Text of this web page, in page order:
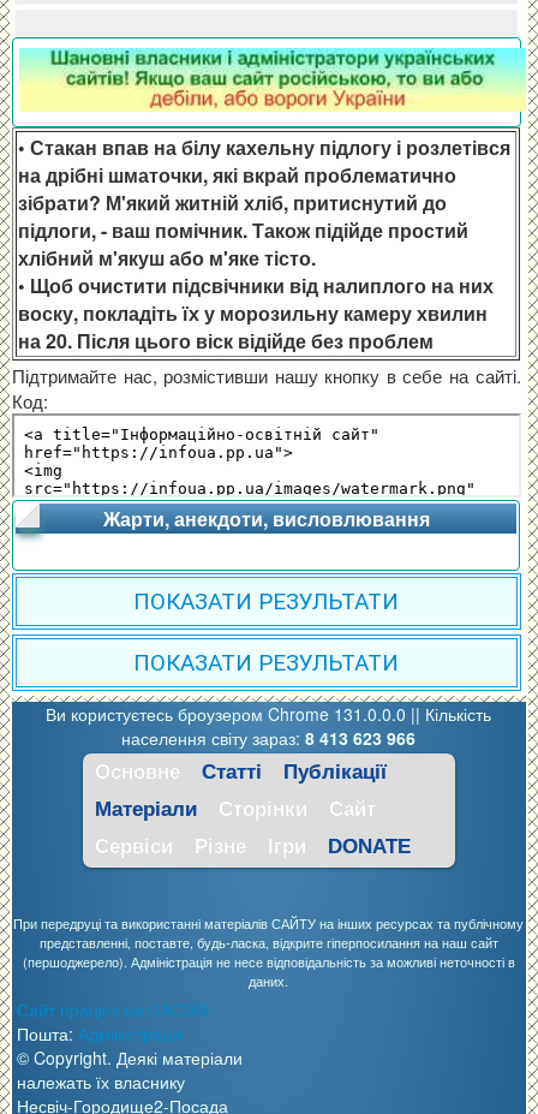
• Стакан впав на білу кахельну підлогу і розлетівся
на дрібні шматочки, які вкрай проблематично
зібрати? М'який житній хліб, притиснутий до
підлоги, - ваш помічник. Також підійде простий
хлібний м'якуш або м'яке тісто.
• Щоб очистити підсвічники від налиплого на них
воску, покладіть їх у морозильну камеру хвилин
на 20. Після цього віск відійде без проблем
Підтримайте нас, розмістивши нашу кнопку в себе на сайті.
Код:
Жарти, анекдоти, висловлювання
ПОКАЗАТИ РЕЗУЛЬТАТИ
ПОКАЗАТИ РЕЗУЛЬТАТИ
Ви користуєтесь броузером Chrome 131.0.0.0 || Кількість
населення світу зараз:8 413 623 966
Основне Статті
Публікації
Матеріали
Сторінки
Сайт
Сервіси
Різне Ігри DONATE
При передруці та використанні матеріалів САЙТУ на інших ресурсах та публічному
представленні, поставте, будь-ласка, відкрите гіперпосилання на наш сайт
(першоджерело). Адміністрація не несе відповідальність за можливі неточності в
даних.
Сайт працює на UACMS
Пошта: Адміністрація
© Copyright. Деякі матеріали
належать їх власнику
Несвіч-Городище2-Посада